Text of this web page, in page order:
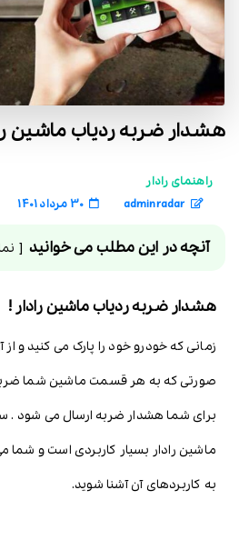
هشدار ضربه ردیاب ماشین
راهنمای رادار
30 مرداد 1401
آنچه در این مطلب می خوانید
هشدار ضربه ردیاب ماشین رادار !
زمانی که خودرو خود را پارک می کنید و
صورتی که به هر قسمت ماشین شما
برای شما هشدار ضربه ارسال می شود .
ماشین رادار بسیار کاربردی است و شما
به کاربردهای آن آشنا شوید.